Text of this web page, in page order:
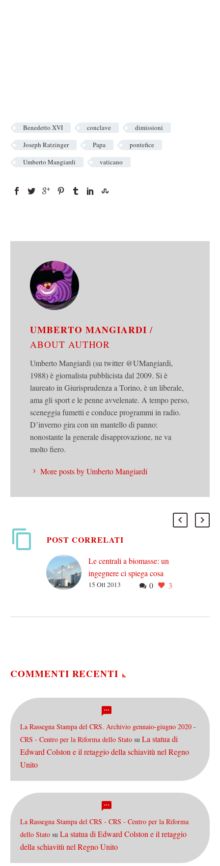
Benedetto XVI conclave
dimissioni
Joseph Ratzinger
Papa
pontefice
Umberto Mangiardi
vaticano
UMBERTO MANGIARDI/
ABOUT AUTHOR
Umberto Mangiardi (su twitter @UMangiardi,
1988) è giornalista pubblicista dal 2009. Si è
laureato in Giurisprudenza a Torino, è un liberale,
ama gli sport e le penne avvelenate. A tempo perso,
sceneggia fumetti e conduce programmi in radio.
D’inverno gira con un mantello di panno:
nonostante la generale disapprovazione, ne va
molto fiero.
More posts by Umberto Mangiardi
POST CORRELATI
Le centrali a biomasse: un
ingegnere ci spiega cosa
sono, come funzionano e
produzione di
utilizzando…
0 3
15 Ott 2013
COMMENTI RECENTI
La Rassegna Stampa del CRS. Archivio gennaio-giugno 2020 -
CRS - Centro per la Riforma dello Stato su La statua di
Edward Colston e il retaggio della schiavitù nel Regno
Unito
La Rassegna Stampa del CRS - CRS - Centro per la Riforma
dello Stato su La statua di Edward Colston e il retaggio
della schiavitù nel Regno Unito